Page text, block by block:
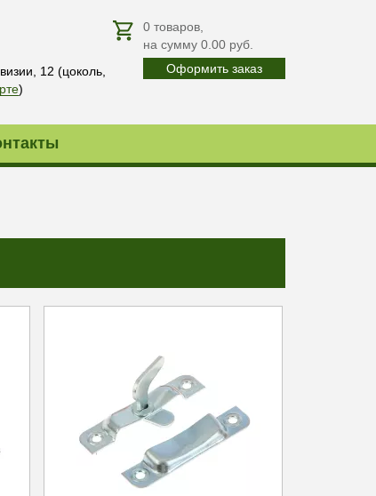
12 (цоколь,
)
0 товаров
на сумму 0.00 руб.
Оформить заказ